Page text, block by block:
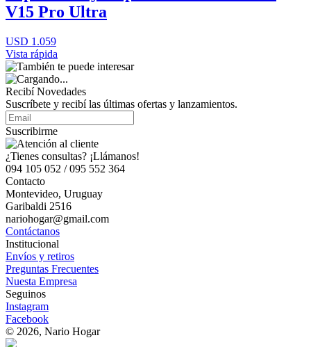
V15 Pro Ultra
USD 1.059
Vista rápida
Recibí Novedades
Suscríbete y recibí las últimas ofertas y lanzamientos.
Suscribirme
¿Tienes consultas? ¡Llámanos!
094 105 052 / 095 552 364
Contacto
Montevideo, Uruguay
Garibaldi 2516
nariohogar@gmail.com
Contáctanos
Institucional
Envíos y retiros
Preguntas Frecuentes
Nuesta Empresa
Seguinos
Instagram
Facebook
© 2026, Nario Hogar